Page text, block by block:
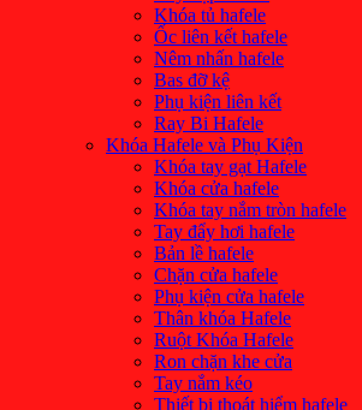
Khóa tủ hafele
Ốc liên kết hafele
Nêm nhấn hafele
Bas đỡ kệ
Phụ kiện liên kết
Ray Bi Hafele
Khóa Hafele và Phụ Kiện
Khóa tay gạt Hafele
Khóa cửa hafele
Khóa tay nắm tròn hafele
Tay đẩy hơi hafele
Bản lề hafele
Chặn cửa hafele
Phụ kiện cửa hafele
Thân khóa Hafele
Ruột Khóa Hafele
Ron chặn khe cửa
Tay nắm kéo
Thiết bị thoát hiểm hafele